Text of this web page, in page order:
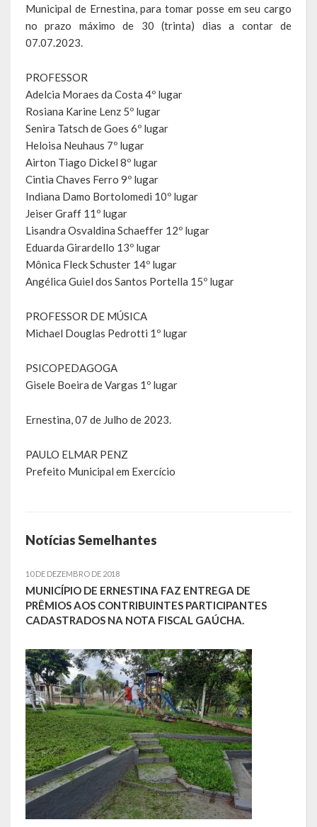
Escola Municipal De Ensino Fundamental João Alfredo Sachser
Escola Municipal De Ensino Fundamental Osvaldo Cruz
Agricultura
Fazenda
Obras e Viação
Serviços Oferecidos pela Secretaria de Saúde
Serviços Urbanos
Legislação
LEIS ORDINÁRIAS
DECRETOS
Publicações
Conselhos Municipais
Planos
Concursos
Termos de Compromisso
RGF – Relatório de Gestão Fiscal
RREO – Relatório Resumido da Execução Orçamentária
LOA – Lei Orçamentária Anual
RC – Relatório Circunstanciado
PPA – Plano Plurianual
Municipal de Ernestina, para tomar posse em seu cargo
no prazo máximo de 30 (trinta) dias a contar de
07.07.2023.
PROFESSOR
Adelcia Moraes da Costa 4º lugar
Rosiana Karine Lenz 5º lugar
Senira Tatsch de Goes 6º lugar
Heloisa Neuhaus 7º lugar
Airton Tiago Dickel 8º lugar
Cintia Chaves Ferro 9º lugar
Indiana Damo Bortolomedi 10º lugar
Jeiser Graff 11º lugar
Lisandra Osvaldina Schaeffer 12º lugar
Eduarda Girardello 13º lugar
Mônica Fleck Schuster 14º lugar
Angélica Guiel dos Santos Portella 15º lugar
PROFESSOR DE MÚSICA
Michael Douglas Pedrotti 1º lugar
PSICOPEDAGOGA
Gisele Boeira de Vargas 1º lugar
Ernestina, 07 de Julho de 2023.
PAULO ELMAR PENZ
Prefeito Municipal em Exercício
Notícias Semelhantes
10 DE DEZEMBRO DE 2018
MUNICÍPIO DE ERNESTINA FAZ ENTREGA DE
PRÊMIOS AOS CONTRIBUINTES PARTICIPANTES
CADASTRADOS NA NOTA FISCAL GAÚCHA.